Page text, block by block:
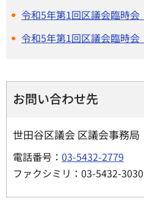
令和5年第1回区議会臨時
令和5年第1回区議会臨時
お問い合わせ先
世田谷区議会 区議会事務
電話番号： 03-5432-2779
ファクシミリ：03-5432-3030